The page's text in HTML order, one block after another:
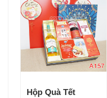
Hộp Quà Tết